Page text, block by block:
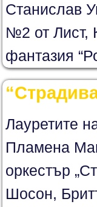
Станислав
№2 от Лист,
фантазия
Лауретите
Пламена
оркестър
Шосон,